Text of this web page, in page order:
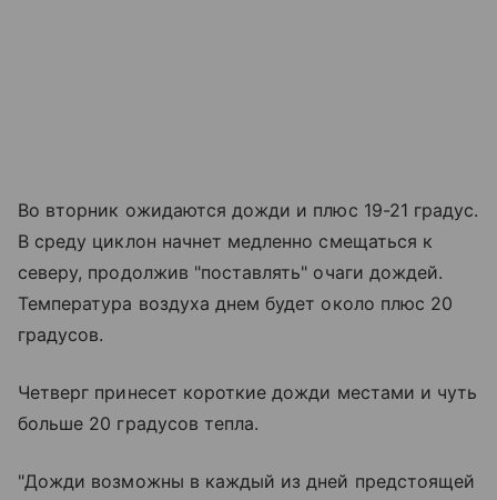
Во вторник ожидаются дожди и плюс 19-21 градус.
В среду циклон начнет медленно смещаться к
северу, продолжив "поставлять" очаги дождей.
Температура воздуха днем будет около плюс 20
градусов.
Четверг принесет короткие дожди местами и чуть
больше 20 градусов тепла.
"Дожди возможны в каждый из дней предстоящей